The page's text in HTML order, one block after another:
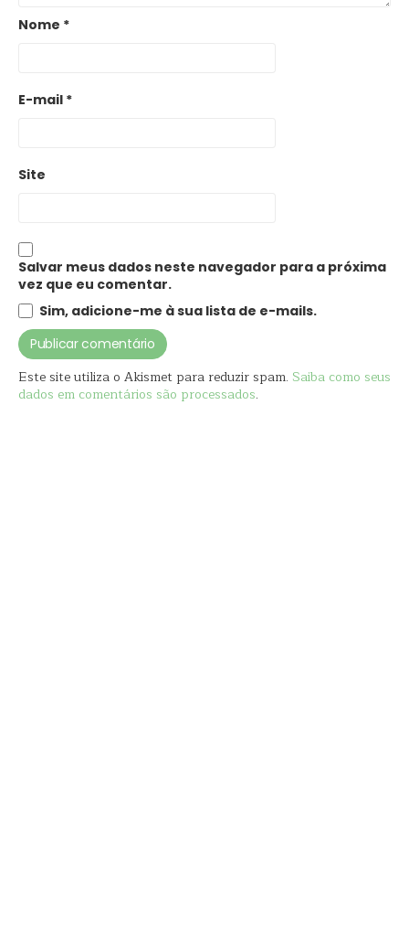
Nome *
E-mail *
Site
Salvar meus dados neste navegador para a próxima
vez que eu comentar.
Sim, adicione-me à sua lista de e-mails.
Este site utiliza o Akismet para reduzir spam. Saiba como seus
dados em comentários são processados.